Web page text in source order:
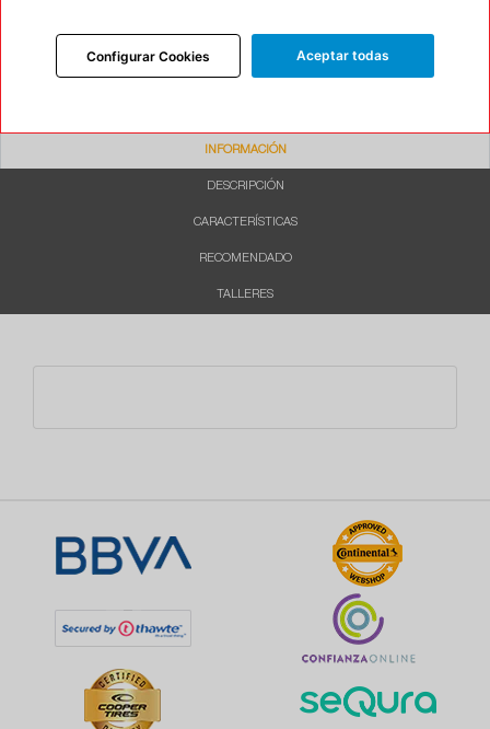
Etiqueta energética Información Eprel
INFORMACIÓN
DESCRIPCIÓN
CARACTERÍSTICAS
RECOMENDADO
TALLERES
Configurar Cookies Aceptar todas